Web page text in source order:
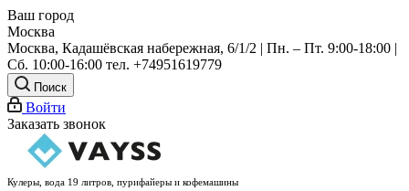
Ваш город
Москва
Москва, Кадашёвская набережная, 6/1/2 | Пн. – Пт. 9:00-18:00 |
Сб. 10:00-16:00 тел. +74951619779
Поиск
Войти
Заказать звонок
Кулеры, вода 19 литров, пурифайеры и кофемашины